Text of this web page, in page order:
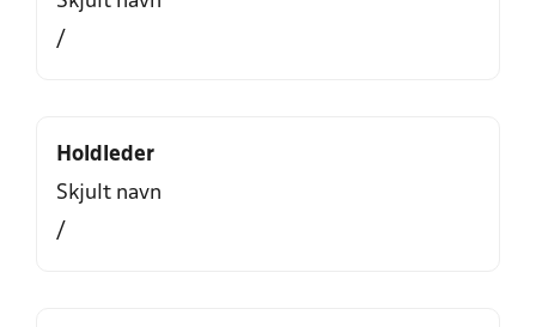
/
Holdleder
Skjult navn
/